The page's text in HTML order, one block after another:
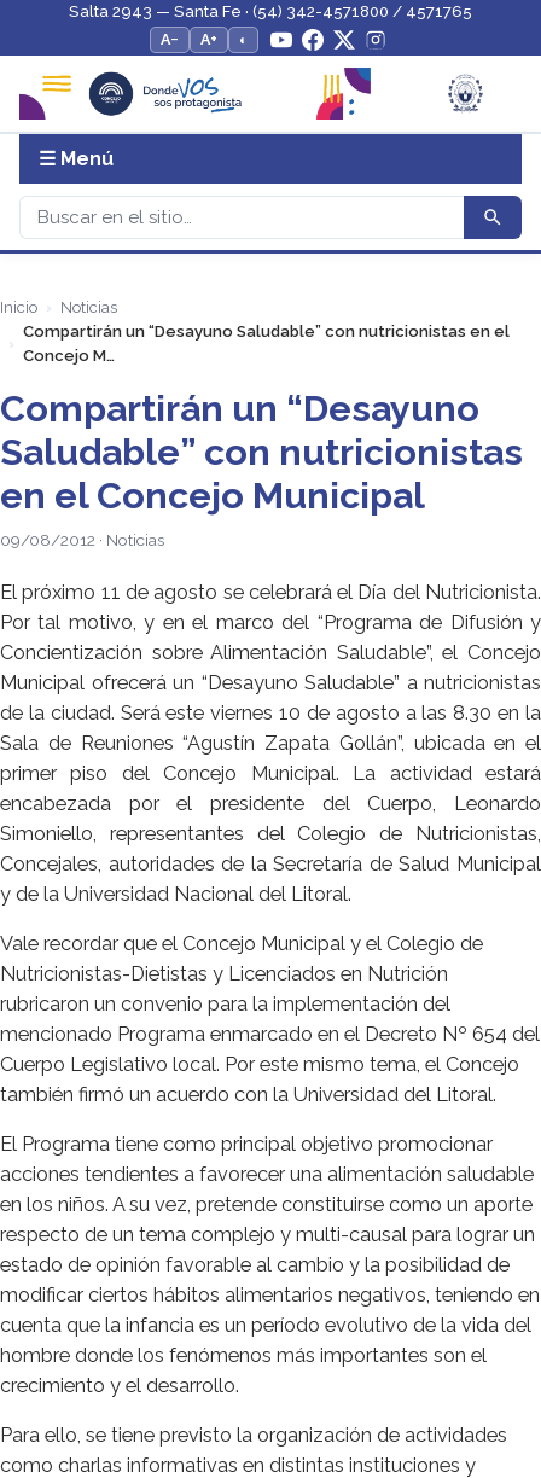
Salta 2943 — Santa Fe · (54) 342-4571800 / 4571765
A−
A+ ◐
☰ Menú
Inicio
Noticias
Compartirán un “Desayuno Saludable” con nutricionistas en el
Concejo M…
Compartirán un “Desayuno
Saludable” con nutricionistas
en el Concejo Municipal
09/08/2012 · Noticias
El próximo 11 de agosto se celebrará el Día del Nutricionista.
Por tal motivo, y en el marco del “Programa de Difusión y
Concientización sobre Alimentación Saludable”, el Concejo
Municipal ofrecerá un “Desayuno Saludable” a nutricionistas
de la ciudad. Será este viernes 10 de agosto a las 8.30 en la
Sala de Reuniones “Agustín Zapata Gollán”, ubicada en el
primer piso del Concejo Municipal. La actividad estará
encabezada por el presidente del Cuerpo, Leonardo
Simoniello, representantes del Colegio de Nutricionistas,
Concejales, autoridades de la Secretaría de Salud Municipal
y de la Universidad Nacional del Litoral.
Vale recordar que el Concejo Municipal y el Colegio de
Nutricionistas-Dietistas y Licenciados en Nutrición
rubricaron un convenio para la implementación del
mencionado Programa enmarcado en el Decreto Nº 654 del
Cuerpo Legislativo local. Por este mismo tema, el Concejo
también firmó un acuerdo con la Universidad del Litoral.
El Programa tiene como principal objetivo promocionar
acciones tendientes a favorecer una alimentación saludable
en los niños. A su vez, pretende constituirse como un aporte
respecto de un tema complejo y multi-causal para lograr un
estado de opinión favorable al cambio y la posibilidad de
modificar ciertos hábitos alimentarios negativos, teniendo en
cuenta que la infancia es un período evolutivo de la vida del
hombre donde los fenómenos más importantes son el
crecimiento y el desarrollo.
Para ello, se tiene previsto la organización de actividades
como charlas informativas en distintas instituciones y